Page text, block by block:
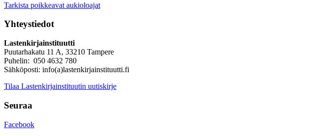
Tarkista poikkeavat aukioloajat
Yhteystiedot
Lastenkirjainstituutti
Puutarhakatu 11 A, 33210 Tampere
Puhelin: 050 4632 780
Sähköposti: info(a)lastenkirjainstituutti.fi
Tilaa Lastenkirjainstituutin uutiskirje
Seuraa
Facebook